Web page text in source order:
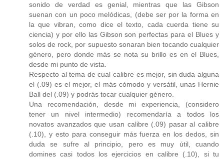
sonido de verdad es genial, mientras que las Gibson
suenan con un poco melódicas, (debe ser por la forma en
la que vibran, como dice el texto, cada cuerda tiene su
ciencia) y por ello las Gibson son perfectas para el Blues y
solos de rock, por supuesto sonaran bien tocando cualquier
género, pero donde más se nota su brillo es en el Blues,
desde mi punto de vista.
Respecto al tema de cual calibre es mejor, sin duda alguna
el (.09) es el mejor, el más cómodo y versátil, unas Hernie
Ball del (.09) y podrás tocar cualquier género.
Una recomendación, desde mi experiencia, (considero
tener un nivel intermedio) recomendaría a todos los
novatos avanzados que usan calibre (.09) pasar al calibre
(.10), y esto para conseguir más fuerza en los dedos, sin
duda se sufre al principio, pero es muy útil, cuando
domines casi todos los ejercicios en calibre (.10), si tu